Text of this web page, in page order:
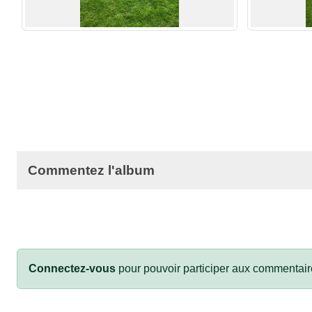
Commentez l'album
Connectez-vous pour pouvoir participer aux